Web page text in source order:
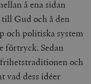
å ena sidan
Gud och å den
och politiska system
förtryck. Sedan
och
vad dess idéer